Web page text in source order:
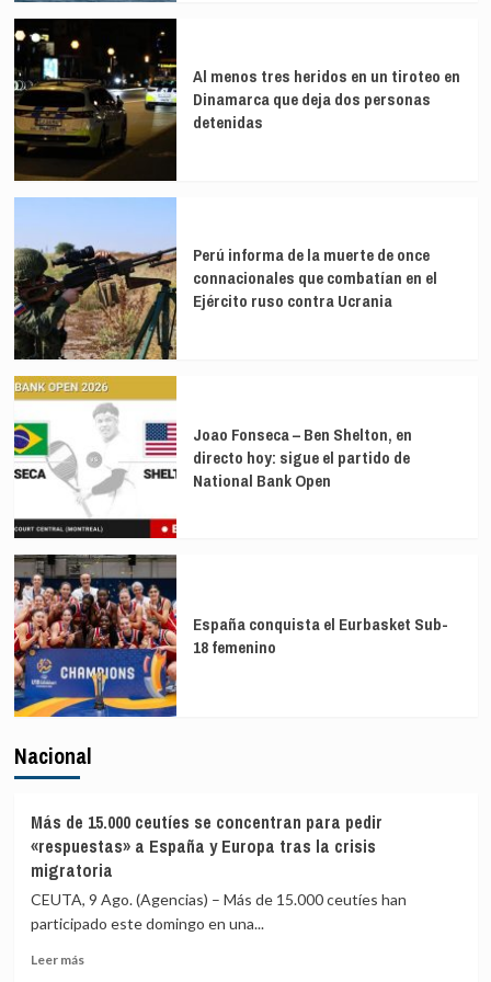
Al menos tres heridos en un tiroteo en
Dinamarca que deja dos personas
detenidas
Perú informa de la muerte de once
connacionales que combatían en el
Ejército ruso contra Ucrania
Joao Fonseca – Ben Shelton, en
directo hoy: sigue el partido de
National Bank Open
España conquista el Eurbasket Sub-
18 femenino
Nacional
Más de 15.000 ceutíes se concentran para pedir
«respuestas» a España y Europa tras la crisis
migratoria
CEUTA, 9 Ago. (Agencias) – Más de 15.000 ceutíes han
participado este domingo en una...
Leer másLeer